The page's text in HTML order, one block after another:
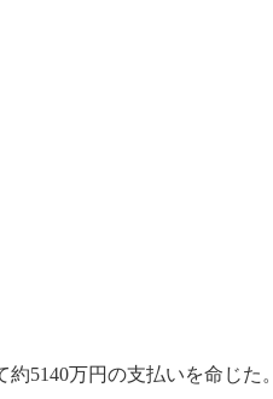
5140万円の支払いを命じた。